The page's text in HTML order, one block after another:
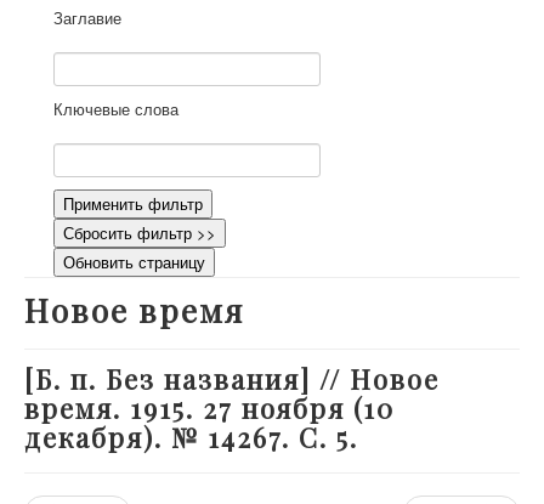
Научная работа
Как работать с сайтом
Контакты
Заглавие
Ключевые слова
Применить фильтр
Сбросить фильтр >>
Обновить страницу
Новое время
[Б. п. Без названия] // Новое
время. 1915. 27 ноября (10
декабря). № 14267. С. 5.